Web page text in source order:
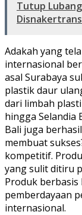
Tutup
Adakah yang
internasional
asal Surabaya
plastik daur
dari limbah
hingga Selandia
Bali juga
membuat
kompetitif.
yang sulit ditiru
Produk
pemberdayaan
internasional.